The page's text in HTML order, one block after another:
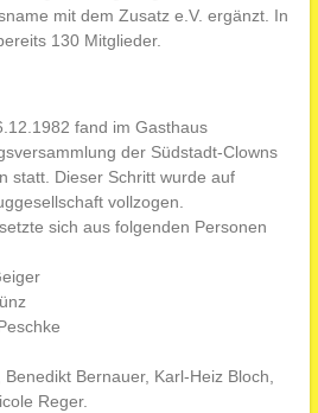
mit dem Zusatz e.V. ergänzt. In
130 Mitglieder.
fand im Gasthaus
der Südstadt-Clowns
statt. Dieser Schritt wurde auf
vollzogen.
sich aus folgenden Personen
Bernauer, Karl-Heiz Bloch,
Reger.